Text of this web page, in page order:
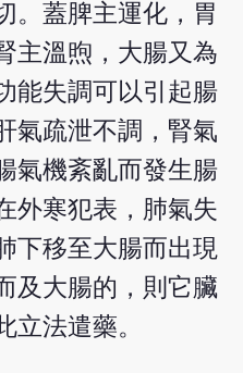
。蓋脾主運化，胃
主溫煦，大腸又為
能失調可以引起腸
氣疏泄不調，腎氣
氣機紊亂而發生腸
外寒犯表，肺氣失
下移至大腸而出現
及大腸的，則它臟
立法遣藥。